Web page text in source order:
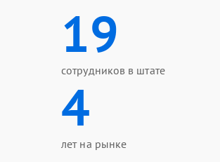
19
сотрудников в штате
4
лет на рынке